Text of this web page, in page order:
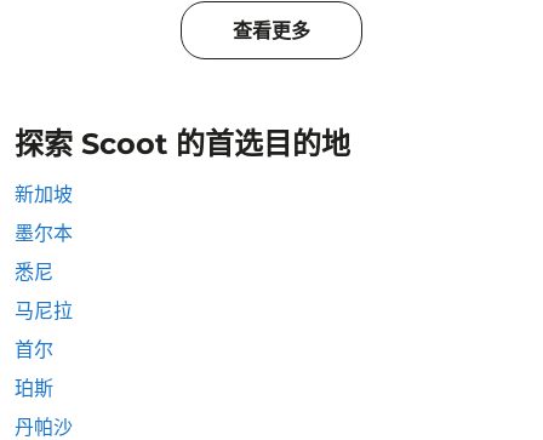
查看更多
探索 Scoot 的首选目的地
新加坡
墨尔本
悉尼
马尼拉
首尔
珀斯
丹帕沙